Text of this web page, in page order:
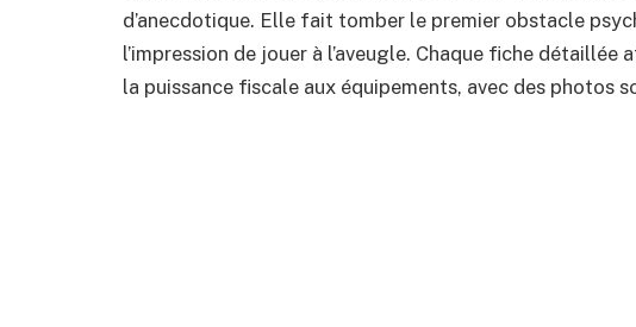
d’anecdotique. Elle fait tomber le premier obstacle
l’impression de jouer à l’aveugle. Chaque fiche
la puissance fiscale aux équipements, avec des photos